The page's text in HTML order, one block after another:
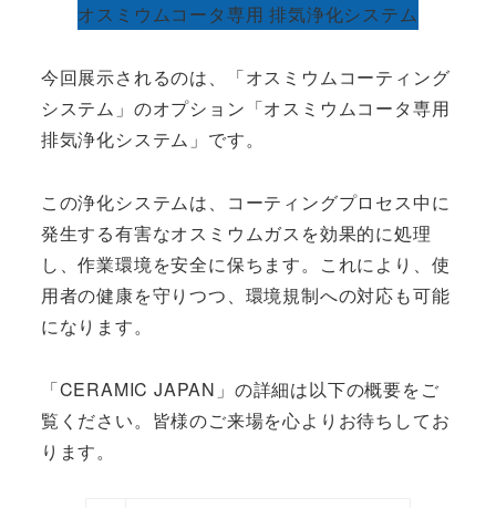
オスミウムコータ専用 排気浄化システム
今回展示されるのは、「オスミウムコーティング
システム」のオプション「オスミウムコータ専用
排気浄化システム」です。
この浄化システムは、コーティングプロセス中に
発生する有害なオスミウムガスを効果的に処理
し、作業環境を安全に保ちます。これにより、使
用者の健康を守りつつ、環境規制への対応も可能
になります。
「CERAMIC JAPAN」の詳細は以下の概要をご
覧ください。皆様のご来場を心よりお待ちしてお
ります。